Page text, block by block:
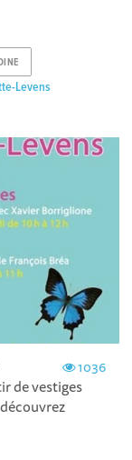
Levens
1036
de vestiges